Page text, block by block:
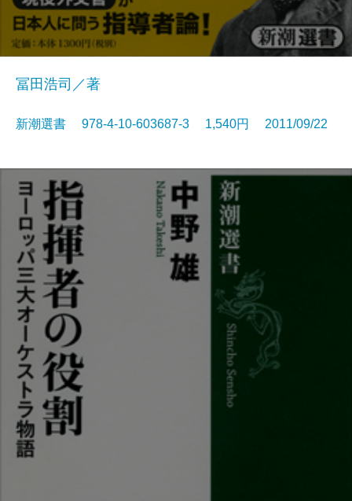
冨田浩司／著
新潮選書 978-4-10-603687-3 1,540円 2011/09/22